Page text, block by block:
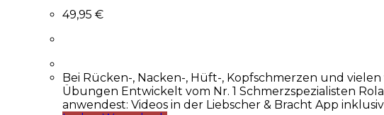
49,95 €
Bei Rücken-, Nacken-, Hüft-, Kopfschmerzen und
Übungen Entwickelt vom Nr. 1 Schmerzspezialisten
anwendest: Videos in der Liebscher & Bracht App